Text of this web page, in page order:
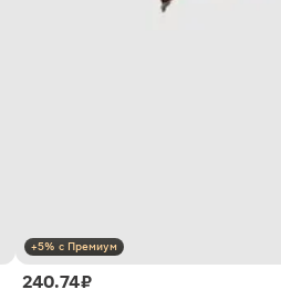
+5% с Премиум
240.74 ₽